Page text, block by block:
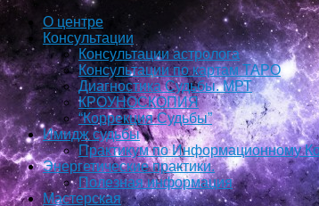
О центре
Консультации
Консультации астролога
Консультации по картам ТАРО
Диагностика Судьбы. МРТ
КРОУНОСКОПИЯ
“Коррекция Судьбы”
Имидж судьбы
Практикум по Информационному
Энергетические практики.
Полезная информация
Мастерская